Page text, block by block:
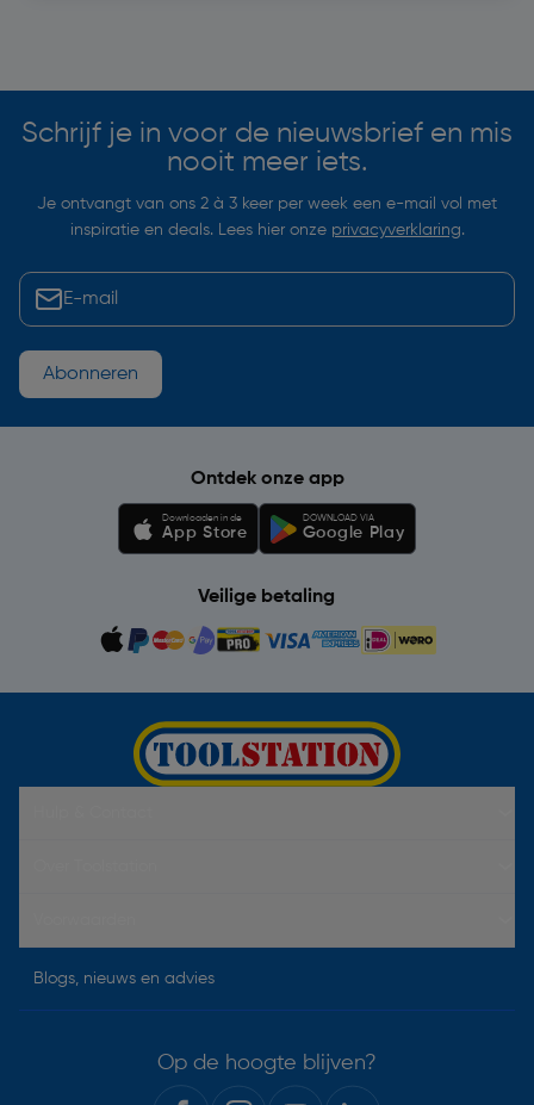
Schrijf je in voor de nieuwsbrief en mis
nooit meer iets.
Je ontvangt van ons 2 à 3 keer per week een e-mail vol met
inspiratie en deals. Lees hier onze privacyverklaring.
Abonneren
Ontdek onze app
Downloaden in de
App Store
DOWNLOAD VIA
Google Play
Veilige betaling
Blogs, nieuws en advies
Op de hoogte blijven?